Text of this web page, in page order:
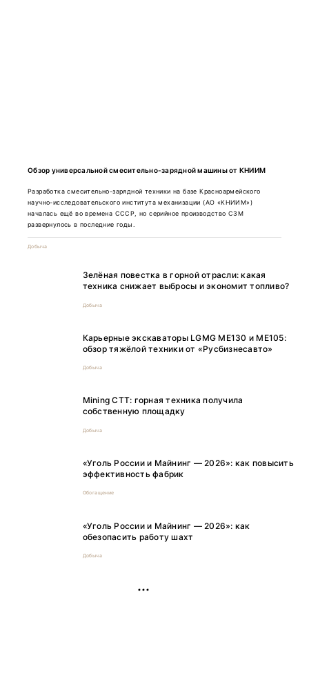
Обзор универсальной смесительно-зарядной машины от КНИИМ
Разработка смесительно-зарядной техники на базе Красноармейского
научно-исследовательского института механизации (АО «КНИИМ»)
началась ещё во времена СССР, но серийное производство СЗМ
развернулось в последние годы.
Добыча
Зелёная повестка в горной отрасли: какая
техника снижает выбросы и экономит топливо?
Добыча
Карьерные экскаваторы LGMG ME130 и ME105:
обзор тяжёлой техники от «Русбизнесавто»
Добыча
Mining CTT: горная техника получила
собственную площадку
Добыча
«Уголь России и Майнинг — 2026»: как повысить
эффективность фабрик
Обогащение
«Уголь России и Майнинг — 2026»: как
обезопасить работу шахт
Добыча